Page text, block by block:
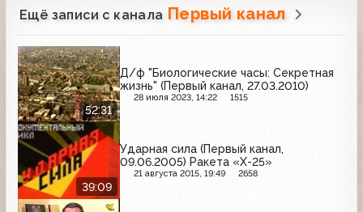
Ещё записи с канала Первый канал
52:31
Д/ф "Биологические часы: Секретная
жизнь" (Первый канал, 27.03.2010)
28 июля 2023, 14:22 1515
39:09
Ударная сила (Первый канал,
09.06.2005) Ракета «Х-25»
21 августа 2015, 19:49 2658